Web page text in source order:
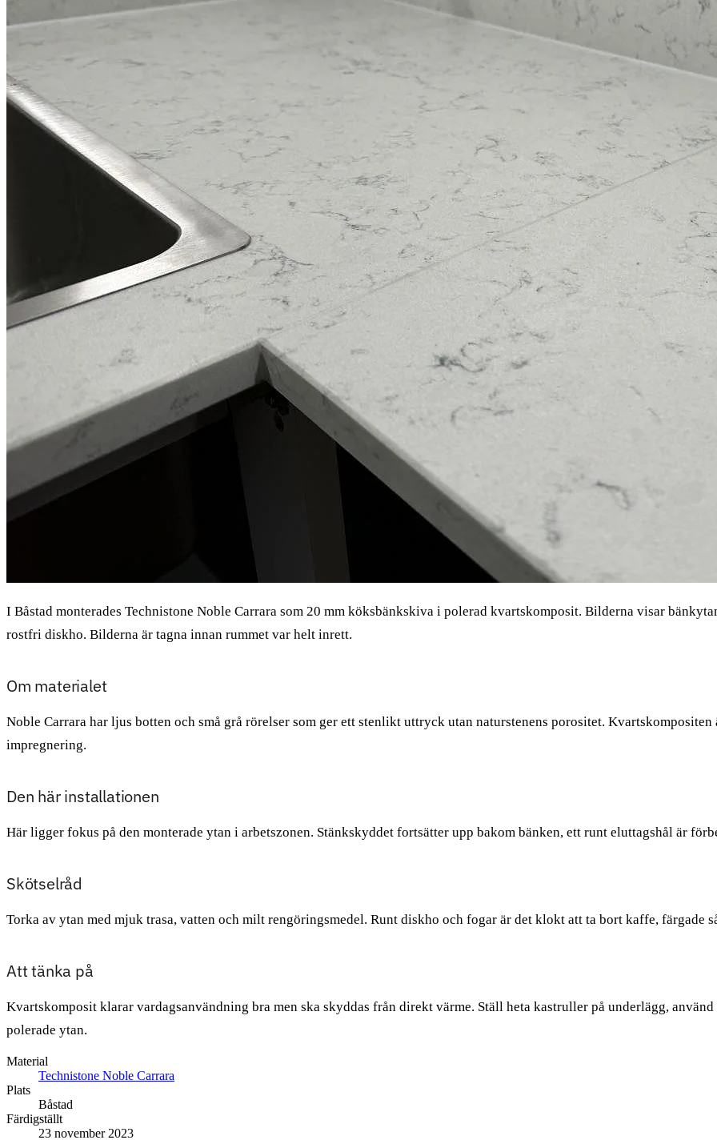
I Båstad monterades Technistone Noble Carrara som 20 mm köksbänkskiva i polerad kvartskomposit. Bilderna visar
rostfri diskho. Bilderna är tagna innan rummet var helt inrett.
Om materialet
Noble Carrara har ljus botten och små grå rörelser som ger ett stenlikt uttryck utan naturstenens porositet.
impregnering.
Den här installationen
Här ligger fokus på den monterade ytan i arbetszonen. Stänkskyddet fortsätter upp bakom bänken, ett runt eluttagshål är
Skötselråd
Torka av ytan med mjuk trasa, vatten och milt rengöringsmedel. Runt diskho och fogar är det klokt att ta bort kaffe, färgade
Att tänka på
Kvartskomposit klarar vardagsanvändning bra men ska skyddas från direkt värme. Ställ heta kastruller på underlägg,
polerade ytan.
Material
Technistone Noble Carrara
Plats
Båstad
Färdigställt
23 november 2023